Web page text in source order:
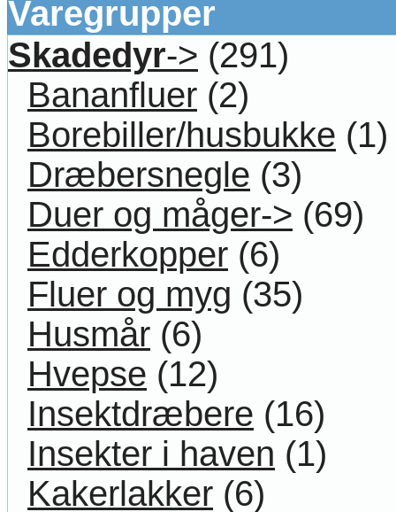
Varegrupper
Skadedyr-> (291)
Bananfluer (2)
Borebiller/husbukke (1)
Dræbersnegle (3)
Duer og måger-> (69)
Edderkopper (6)
Fluer og myg (35)
Husmår (6)
Hvepse (12)
Insektdræbere (16)
Insekter i haven (1)
Kakerlakker (6)